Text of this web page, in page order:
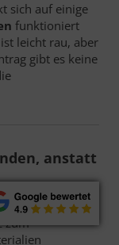
sich auf einige
funktioniert
leicht rau, aber
gibt es keine
anstatt
zum